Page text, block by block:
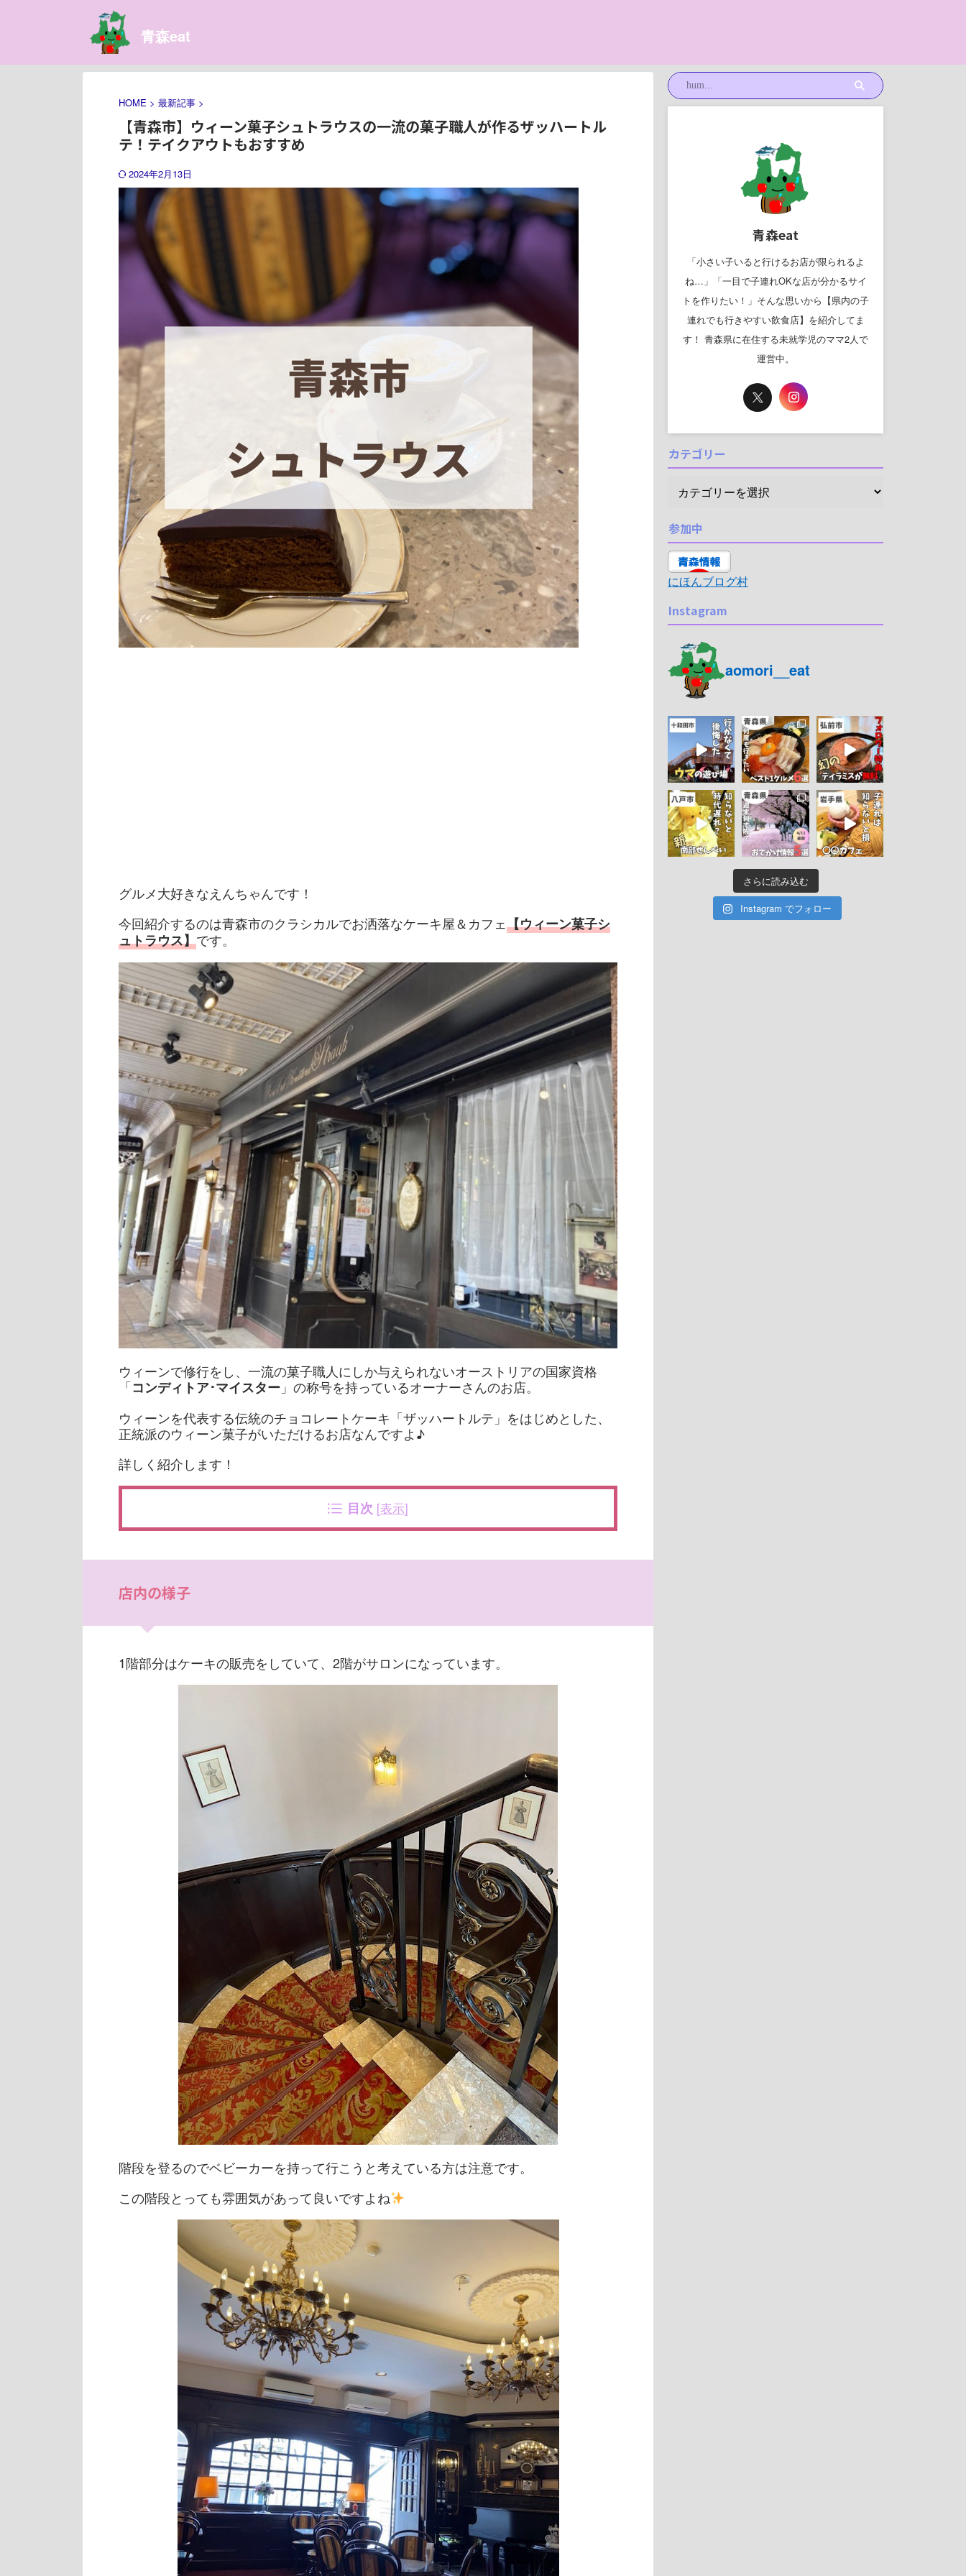
青森eat
HOME > 最新記事 >
【青森市】ウィーン菓子シュトラウスの一流の菓子職人が作るザッハートル
テ！テイクアウトもおすすめ
2024年2月13日
グルメ大好きなえんちゃんです！
今回紹介するのは青森市のクラシカルでお洒落なケーキ屋＆カフェ【ウィーン菓子シ
ュトラウス】です。
ウィーンで修行をし、一流の菓子職人にしか与えられないオーストリアの国家資格
「コンディトア･マイスター 」の称号を持っているオーナーさんのお店。
ウィーンを代表する伝統のチョコレートケーキ「ザッハートルテ」をはじめとした、
正統派のウィーン菓子がいただけるお店なんですよ♪
詳しく紹介します！
目次 [表示]
店内の様子
1階部分はケーキの販売をしていて、2階がサロンになっています。
階段を登るのでベビーカーを持って行こうと考えている方は注意です。
この階段とっても雰囲気があって良いですよね
青森eat
「小さい子いると行けるお店が限られるよ
ね…」「一目で子連れOKな店が分かるサイ
トを作りたい！」そんな思いから【県内の子
連れでも行きやすい飲食店】を紹介してま
す！ 青森県に在住する未就学児のママ2人で
運営中。
カテゴリー
参加中
にほんブログ村
Instagram
aomori__eat
さらに読み込む
Instagram でフォロー